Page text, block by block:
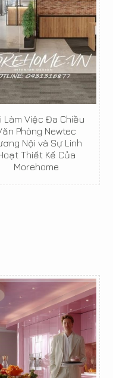
Làm Việc Đa Chiều
Phòng Newtec
Nội và Sự Linh
Thiết Kế Của
Morehome